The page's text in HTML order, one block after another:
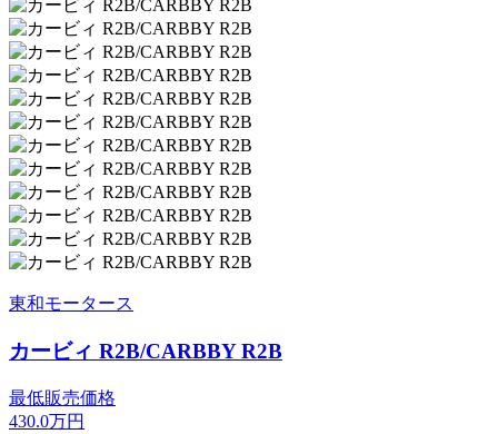
東和モータース
カービィ R2B/CARBBY R2B
最低販売価格
430.0万円